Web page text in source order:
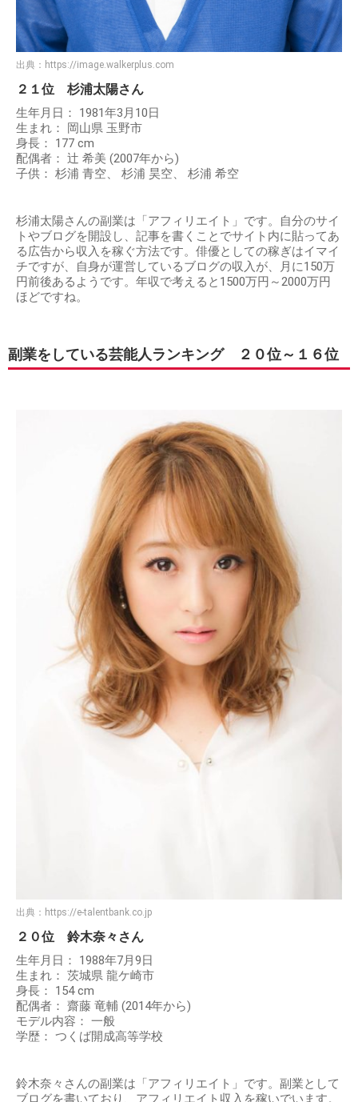
出典： https://image.walkerplus.com
２１位 杉浦太陽さん
生年月日： 1981年3月10日
生まれ： 岡山県 玉野市
身長： 177 cm
配偶者： 辻 希美 (2007年から)
子供： 杉浦 青空、 杉浦 昊空、 杉浦 希空
杉浦太陽さんの副業は「アフィリエイト」です。自分のサイ
トやブログを開設し、記事を書くことでサイト内に貼ってあ
る広告から収入を稼ぐ方法です。俳優としての稼ぎはイマイ
チですが、自身が運営しているブログの収入が、月に150万
円前後あるようです。年収で考えると1500万円～2000万円
ほどですね。
副業をしている芸能人ランキング ２０位～１６位
出典： https://e-talentbank.co.jp
２０位 鈴木奈々さん
生年月日： 1988年7月9日
生まれ： 茨城県 龍ケ崎市
身長： 154 cm
配偶者： 齋藤 竜輔 (2014年から)
モデル内容： 一般
学歴： つくば開成高等学校
鈴木奈々さんの副業は「アフィリエイト」です。副業として
ブログを書いており、アフィリエイト収入を稼いでいます。